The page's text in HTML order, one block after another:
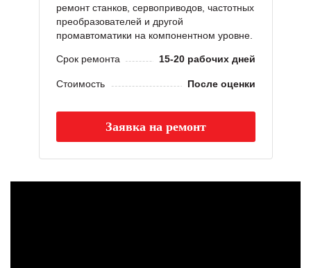
ремонт станков, сервоприводов, частотных
преобразователей и другой
промавтоматики на компонентном уровне.
Срок ремонта 15-20 рабочих дней
Стоимость После оценки
Заявка на ремонт